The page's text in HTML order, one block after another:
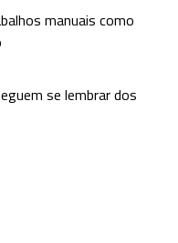
manuais como
se lembrar dos